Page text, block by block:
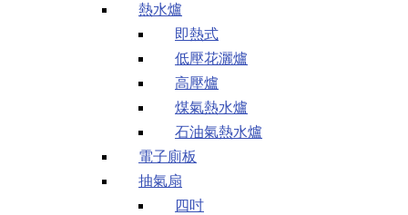
熱水爐
即熱式
低壓花灑爐
高壓爐
煤氣熱水爐
石油氣熱水爐
電子廁板
抽氣扇
四吋